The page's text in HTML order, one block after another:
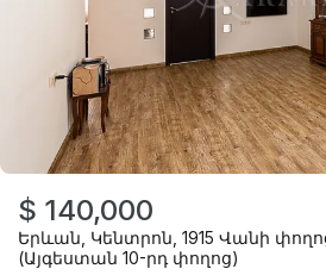
$ 140,000
Երևան Կենտրոն 1915 Վանի
(Այգեստան 10-րդ փողոց)